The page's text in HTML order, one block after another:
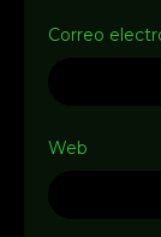
Correo
Web